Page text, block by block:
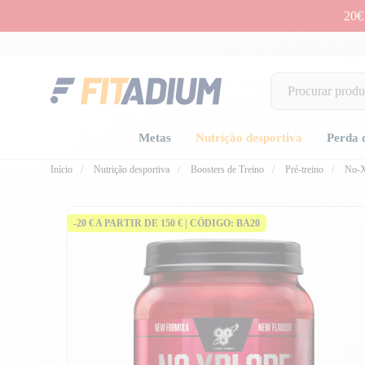
Metas Nutrição desportiva Perda
Início Nutrição desportiva Boosters de Treino Pré-treino No-
-20 € A PARTIR DE 150 € | CÓDIGO: BA20